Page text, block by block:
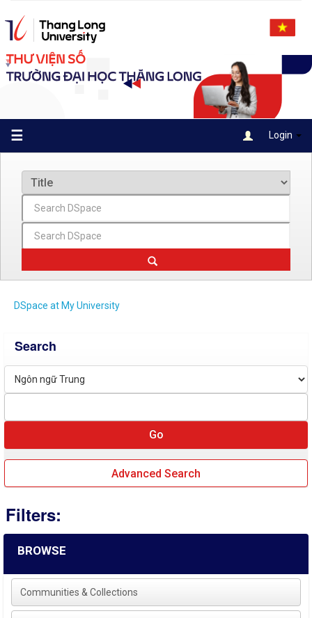
navigation
☰ Login
DSpace at My University
Search
Advanced Search
Filters:
BROWSE
Communities & Collections